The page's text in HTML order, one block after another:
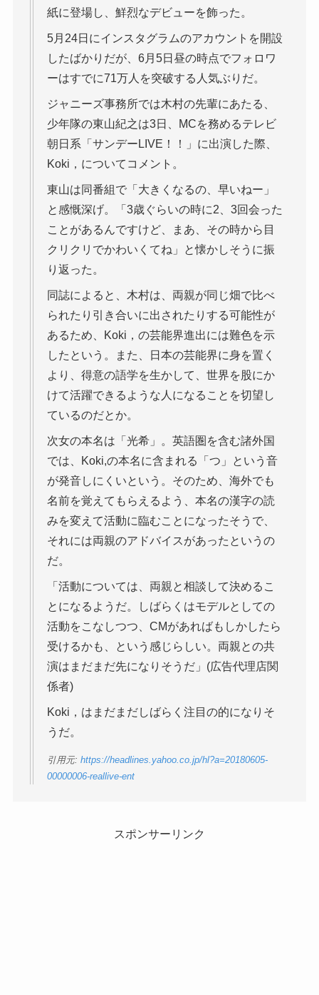
紙に登場し、鮮烈なデビューを飾った。
5月24日にインスタグラムのアカウントを開設
したばかりだが、6月5日昼の時点でフォロワ
ーはすでに71万人を突破する人気ぶりだ。
ジャニーズ事務所では木村の先輩にあたる、
少年隊の東山紀之は3日、MCを務めるテレビ
朝日系「サンデーLIVE！！」に出演した際、
Koki，についてコメント。
東山は同番組で「大きくなるの、早いねー」
と感慨深げ。「3歳ぐらいの時に2、3回会った
ことがあるんですけど、まあ、その時から目
クリクリでかわいくてね」と懐かしそうに振
り返った。
同誌によると、木村は、両親が同じ畑で比べ
られたり引き合いに出されたりする可能性が
あるため、Koki，の芸能界進出には難色を示
したという。また、日本の芸能界に身を置く
より、得意の語学を生かして、世界を股にか
けて活躍できるような人になることを切望し
ているのだとか。
次女の本名は「光希」。英語圏を含む諸外国
では、Koki,の本名に含まれる「つ」という音
が発音しにくいという。そのため、海外でも
名前を覚えてもらえるよう、本名の漢字の読
みを変えて活動に臨むことになったそうで、
それには両親のアドバイスがあったというの
だ。
「活動については、両親と相談して決めるこ
とになるようだ。しばらくはモデルとしての
活動をこなしつつ、CMがあればもしかしたら
受けるかも、という感じらしい。両親との共
演はまだまだ先になりそうだ」(広告代理店関
係者)
Koki，はまだまだしばらく注目の的になりそ
うだ。
引用元: https://headlines.yahoo.co.jp/hl?a=20180605-
00000006-reallive-ent
スポンサーリンク